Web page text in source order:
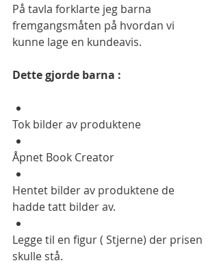
På tavla forklarte jeg barna
fremgangsmåten på hvordan vi
kunne lage en kundeavis.
Dette gjorde barna :
Tok bilder av produktene
Åpnet Book Creator
Hentet bilder av produktene de
hadde tatt bilder av.
Legge til en figur ( Stjerne) der prisen
skulle stå.